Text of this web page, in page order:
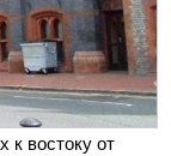
к востоку от